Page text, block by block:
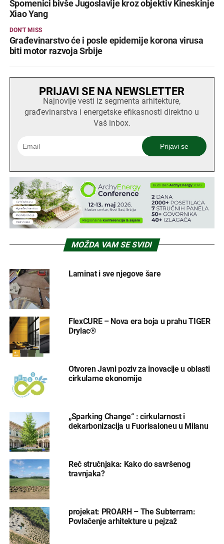
Spomenici bivše Jugoslavije kroz objektiv Kineskinje
Xiao Yang
DON'T MISS
Građevinarstvo će i posle epidemije korona virusa
biti motor razvoja Srbije
PRIJAVI SE NA NEWSLETTER
Najnovije vesti iz segmenta arhitekture,
građevinarstva i energetske efikasnosti direktno u
Vaš inbox.
MOŽDA VAM SE SVIDI
Laminat i sve njegove šare
FlexCURE – Nova era boja u prahu TIGER
Drylac®
Otvoren Javni poziv za inovacije u oblasti
cirkularne ekonomije
„Sparking Change“ : cirkularnost i
dekarbonizacija u Fuorisaloneu u Milanu
Reč stručnjaka: Kako do savršenog
travnjaka?
projekat: PROARH – The Subterram:
Povlačenje arhitekture u pejzaž